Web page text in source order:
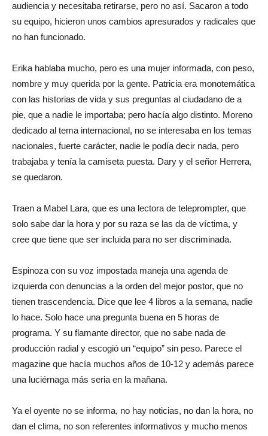
audiencia y necesitaba retirarse, pero no así. Sacaron a todo
su equipo, hicieron unos cambios apresurados y radicales que
no han funcionado.
Erika hablaba mucho, pero es una mujer informada, con peso,
nombre y muy querida por la gente. Patricia era monotemática
con las historias de vida y sus preguntas al ciudadano de a
pie, que a nadie le importaba; pero hacía algo distinto. Moreno
dedicado al tema internacional, no se interesaba en los temas
nacionales, fuerte carácter, nadie le podía decir nada, pero
trabajaba y tenía la camiseta puesta. Dary y el señor Herrera,
se quedaron.
Traen a Mabel Lara, que es una lectora de teleprompter, que
solo sabe dar la hora y por su raza se las da de víctima, y
cree que tiene que ser incluida para no ser discriminada.
Espinoza con su voz impostada maneja una agenda de
izquierda con denuncias a la orden del mejor postor, que no
tienen trascendencia. Dice que lee 4 libros a la semana, nadie
lo hace. Solo hace una pregunta buena en 5 horas de
programa. Y su flamante director, que no sabe nada de
producción radial y escogió un “equipo” sin peso. Parece el
magazine que hacía muchos años de 10-12 y además parece
una luciérnaga más seria en la mañana.
Ya el oyente no se informa, no hay noticias, no dan la hora, no
dan el clima, no son referentes informativos y mucho menos